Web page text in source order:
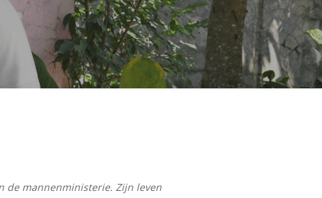
de mannenministerie. Zijn leven